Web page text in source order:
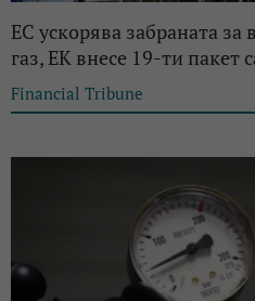
ЕС ускорява забраната за
газ, ЕК внесе 19-ти пакет
Financial Tribune